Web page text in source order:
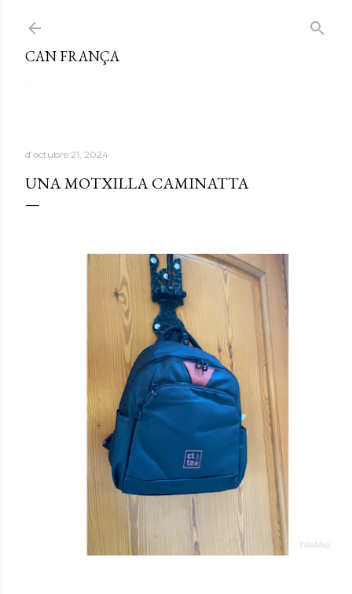
CAN FRANÇA
.
d’octubre 21, 2024
UNA MOTXILLA CAMINATTA